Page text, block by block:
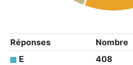
Réponses Nombre
E
408